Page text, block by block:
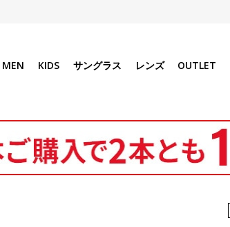
MEN KIDS サングラス レンズ OUTLET